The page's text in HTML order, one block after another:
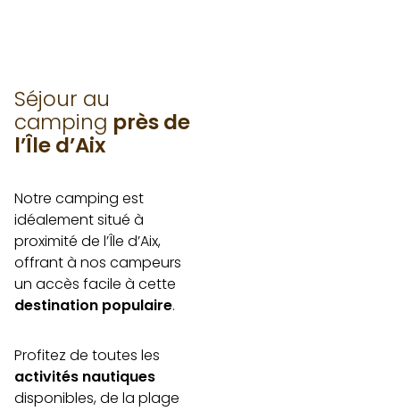
Séjour au
camping près de
l’Île d’Aix
Notre camping est
idéalement situé à
proximité de l’Île d’Aix,
offrant à nos campeurs
un accès facile à cette
destination populaire.
Profitez de toutes les
activités nautiques
disponibles, de la plage